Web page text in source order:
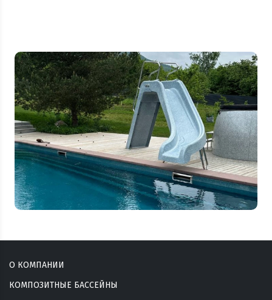
О КОМПАНИИ
КОМПОЗИТНЫЕ БАССЕЙНЫ